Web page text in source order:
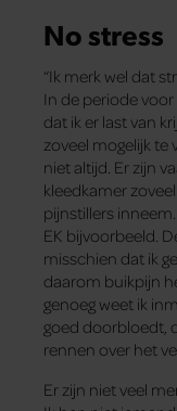
No stress
“Ik merk wel dat
In de periode
dat ik er last van
zoveel mogelijk
niet altijd. Er zijn
kleedkamer
pijnstillers
EK bijvoorbeeld.
misschien dat ik
daarom buikpijn
genoeg weet ik
goed doorbloedt,
rennen over het
Er zijn niet veel